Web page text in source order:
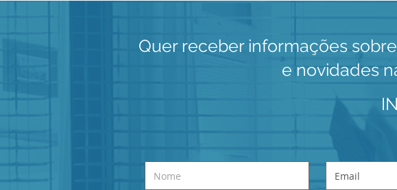
Quer receber informações
e novidades